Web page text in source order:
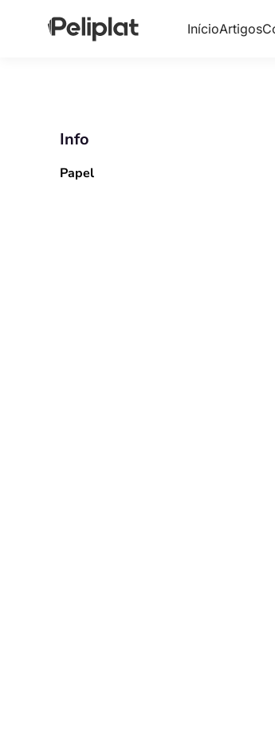
InícioArtigos
Info
Papel